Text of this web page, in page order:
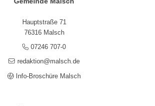
Hauptstraße 71
76316 Malsch
07246 707-0
redaktion@malsch.de
Info-Broschüre Malsch